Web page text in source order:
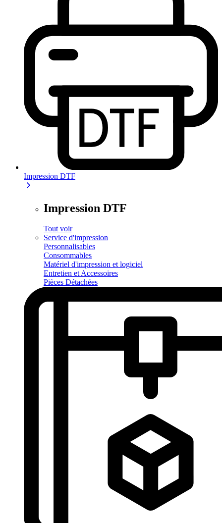
Impression DTF
Impression DTF
Tout voir
Service d'impression
Personnalisables
Consommables
Matériel d'impression et logiciel
Entretien et Accessoires
Pièces Détachées